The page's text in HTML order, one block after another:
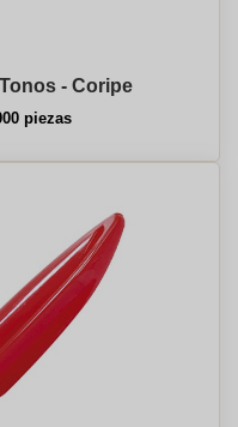
- Coripe
piezas